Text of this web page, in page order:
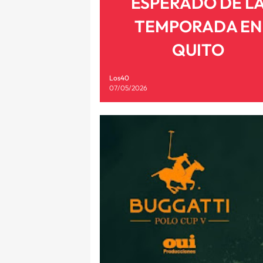
TEMPORADA EN
QUITO
Los40
07/05/2026